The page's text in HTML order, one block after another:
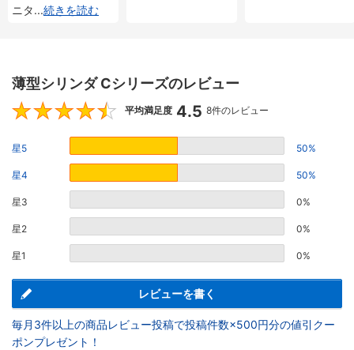
ニタ...続きを読む
薄型シリンダ Cシリーズのレビュー
4.5
平均満足度 4.5 8件のレビュー
星5 50%
星4 50%
星3 0%
星2 0%
星1 0%
レビューを書く
毎月3件以上の商品レビュー投稿で投稿件数×500円分の値引クー
ポンプレゼント！